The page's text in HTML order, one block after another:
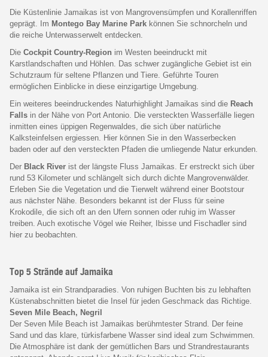
Die Küstenlinie Jamaikas ist von Mangrovensümpfen und Korallenriffen
geprägt. Im Montego Bay Marine Park können Sie schnorcheln und
die reiche Unterwasserwelt entdecken.
Die Cockpit Country-Region im Westen beeindruckt mit
Karstlandschaften und Höhlen. Das schwer zugängliche Gebiet ist ein
Schutzraum für seltene Pflanzen und Tiere. Geführte Touren
ermöglichen Einblicke in diese einzigartige Umgebung.
Ein weiteres beeindruckendes Naturhighlight Jamaikas sind die Reach
Falls in der Nähe von Port Antonio. Die versteckten Wasserfälle liegen
inmitten eines üppigen Regenwaldes, die sich über natürliche
Kalksteinfelsen ergiessen. Hier können Sie in den Wasserbecken
baden oder auf den versteckten Pfaden die umliegende Natur erkunden.
Der Black River ist der längste Fluss Jamaikas. Er erstreckt sich über
rund 53 Kilometer und schlängelt sich durch dichte Mangrovenwälder.
Erleben Sie die Vegetation und die Tierwelt während einer Bootstour
aus nächster Nähe. Besonders bekannt ist der Fluss für seine
Krokodile, die sich oft an den Ufern sonnen oder ruhig im Wasser
treiben. Auch exotische Vögel wie Reiher, Ibisse und Fischadler sind
hier zu beobachten.
Top 5 Strände auf Jamaika
Jamaika ist ein Strandparadies. Von ruhigen Buchten bis zu lebhaften
Küstenabschnitten bietet die Insel für jeden Geschmack das Richtige.
Seven Mile Beach, Negril
Der Seven Mile Beach ist Jamaikas berühmtester Strand. Der feine
Sand und das klare, türkisfarbene Wasser sind ideal zum Schwimmen.
Die Atmosphäre ist dank der gemütlichen Bars und Strandrestaurants